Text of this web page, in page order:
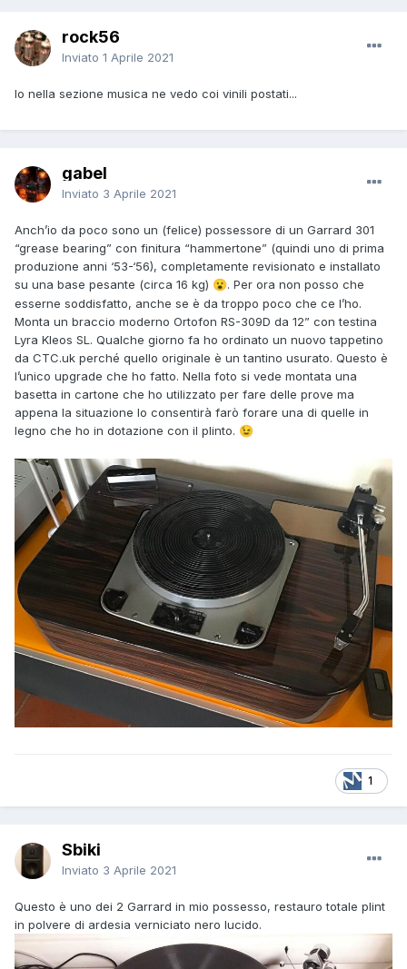
rock56
Inviato 1 Aprile 2021
Io nella sezione musica ne vedo coi vinili postati...
gabel
Inviato 3 Aprile 2021
Anch’io da poco sono un (felice) possessore di un Garrard 301
“grease bearing” con finitura “hammertone” (quindi uno di prima
produzione anni ‘53-‘56), completamente revisionato e installato
su una base pesante (circa 16 kg) 😮. Per ora non posso che
esserne soddisfatto, anche se è da troppo poco che ce l’ho.
Monta un braccio moderno Ortofon RS-309D da 12” con testina
Lyra Kleos SL. Qualche giorno fa ho ordinato un nuovo tappetino
da CTC.uk perché quello originale è un tantino usurato. Questo è
l’unico upgrade che ho fatto. Nella foto si vede montata una
basetta in cartone che ho utilizzato per fare delle prove ma
appena la situazione lo consentirà farò forare una di quelle in
legno che ho in dotazione con il plinto. 😉
1
Sbiki
Inviato 3 Aprile 2021
Questo è uno dei 2 Garrard in mio possesso, restauro totale plint
in polvere di ardesia verniciato nero lucido.